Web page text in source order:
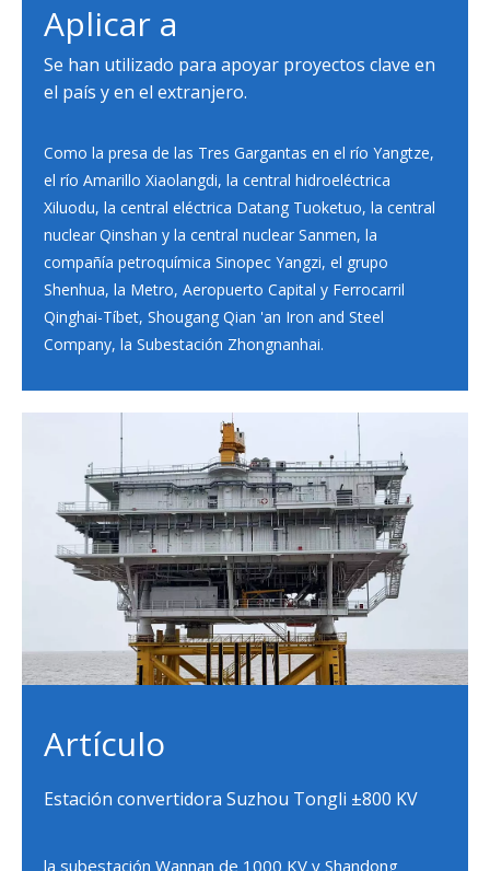
Aplicar a
Se han utilizado para apoyar proyectos clave en
el país y en el extranjero.
Como la presa de las Tres Gargantas en el río Yangtze,
el río Amarillo Xiaolangdi, la central hidroeléctrica
Xiluodu, la central eléctrica Datang Tuoketuo, la central
nuclear Qinshan y la central nuclear Sanmen, la
compañía petroquímica Sinopec Yangzi, el grupo
Shenhua, la Metro, Aeropuerto Capital y Ferrocarril
Qinghai-Tíbet, Shougang Qian 'an Iron and Steel
Company, la Subestación Zhongnanhai.
Artículo
Estación convertidora Suzhou Tongli ±800 KV
la subestación Wannan de 1000 KV y Shandong